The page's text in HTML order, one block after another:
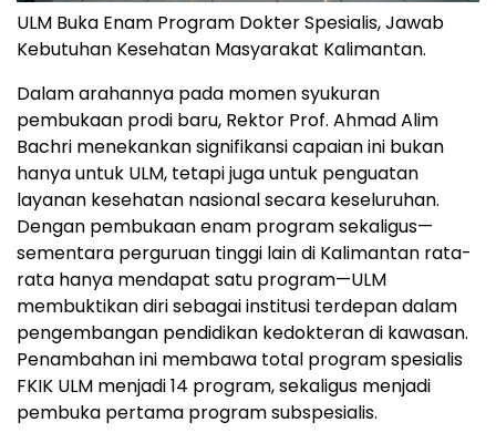
ULM Buka Enam Program Dokter Spesialis, Jawab
Kebutuhan Kesehatan Masyarakat Kalimantan.
Dalam arahannya pada momen syukuran
pembukaan prodi baru, Rektor Prof. Ahmad Alim
Bachri menekankan signifikansi capaian ini bukan
hanya untuk ULM, tetapi juga untuk penguatan
layanan kesehatan nasional secara keseluruhan.
Dengan pembukaan enam program sekaligus—
sementara perguruan tinggi lain di Kalimantan rata-
rata hanya mendapat satu program—ULM
membuktikan diri sebagai institusi terdepan dalam
pengembangan pendidikan kedokteran di kawasan.
Penambahan ini membawa total program spesialis
FKIK ULM menjadi 14 program, sekaligus menjadi
pembuka pertama program subspesialis.